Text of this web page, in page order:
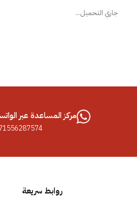
جاري التحميل...
مركز المساعدة عبر
روابط سريعة